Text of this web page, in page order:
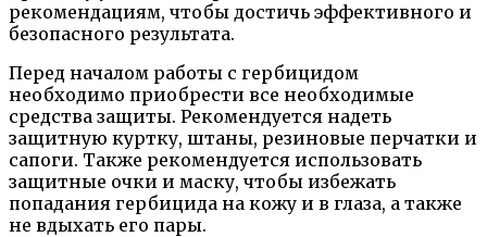
рекомендациям, чтобы достичь эффективного и
безопасного результата.
Перед началом работы с гербицидом
необходимо приобрести все необходимые
средства защиты. Рекомендуется надеть
защитную куртку, штаны, резиновые перчатки и
сапоги. Также рекомендуется использовать
защитные очки и маску, чтобы избежать
попадания гербицида на кожу и в глаза, а также
не вдыхать его пары.